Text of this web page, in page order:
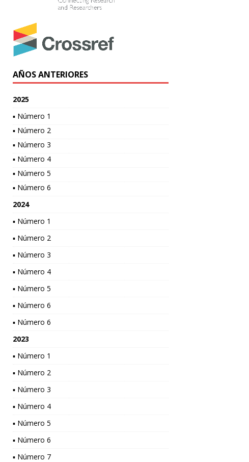
AÑOS ANTERIORES
2025
▪ Número 1
▪ Número 2
▪ Número 3
▪ Número 4
▪ Número 5
▪ Número 6
2024
▪ Número 1
▪ Número 2
▪ Número 3
▪ Número 4
▪ Número 5
▪ Número 6
▪ Número 6
2023
▪ Número 1
▪ Número 2
▪ Número 3
▪ Número 4
▪ Número 5
▪ Número 6
▪ Número 7